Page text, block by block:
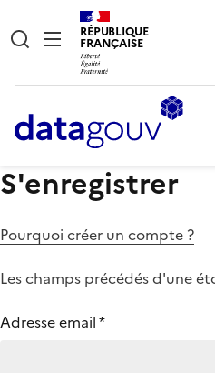
RÉPUBLIQUE
FRANÇAISE
S'enregistrer
Pourquoi créer un compte ?
Les champs précédés d'une
Adresse email*